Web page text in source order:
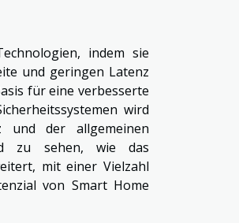
indem sie
und geringen Latenz
für eine verbesserte
wird
und der allgemeinen
zu sehen, wie das
mit einer Vielzahl
von Smart Home